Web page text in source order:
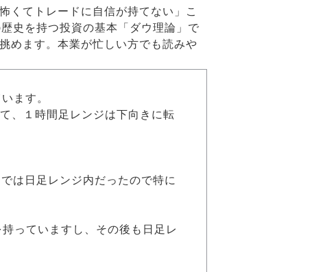
くてトレードに自信が持てない」こ
史を持つ投資の基本「ダウ理論」で
めます。本業が忙しい方でも読みや
ます。
、１時間足レンジは下向きに転
は日足レンジ内だったので特に
っていますし、その後も日足レ